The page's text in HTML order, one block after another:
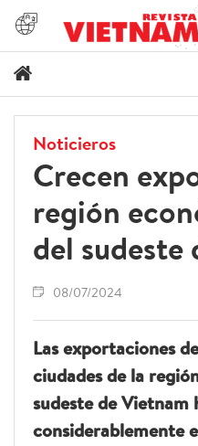
Noticieros
Crecen
región
del sudeste
08/07/2024
Las exportaciones
ciudades de la
sudeste de Vietnam
considerablemente